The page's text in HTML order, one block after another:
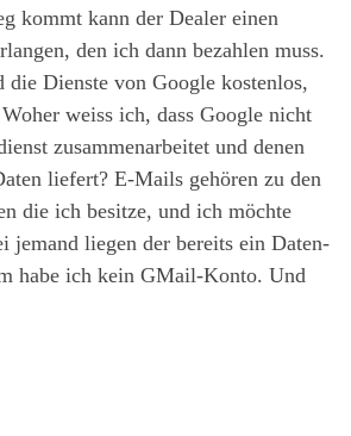
kommt kann der Dealer einen
den ich dann bezahlen muss.
Dienste von Google kostenlos,
weiss ich, dass Google nicht
zusammenarbeitet und denen
liefert? E-Mails gehören zu den
die ich besitze, und ich möchte
jemand liegen der bereits ein Daten-
habe ich kein GMail-Konto. Und